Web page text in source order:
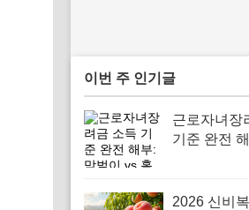
이번 주 인기글
근로자녀장
기준 완전
활용법
2026 신비